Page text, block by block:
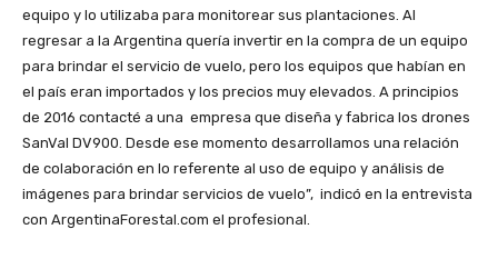
equipo y lo utilizaba para monitorear sus plantaciones. Al
regresar a la Argentina quería invertir en la compra de un equipo
para brindar el servicio de vuelo, pero los equipos que habían en
el país eran importados y los precios muy elevados. A principios
de 2016 contacté a una empresa que diseña y fabrica los drones
SanVal DV900. Desde ese momento desarrollamos una relación
de colaboración en lo referente al uso de equipo y análisis de
imágenes para brindar servicios de vuelo”, indicó en la entrevista
con ArgentinaForestal.com el profesional.